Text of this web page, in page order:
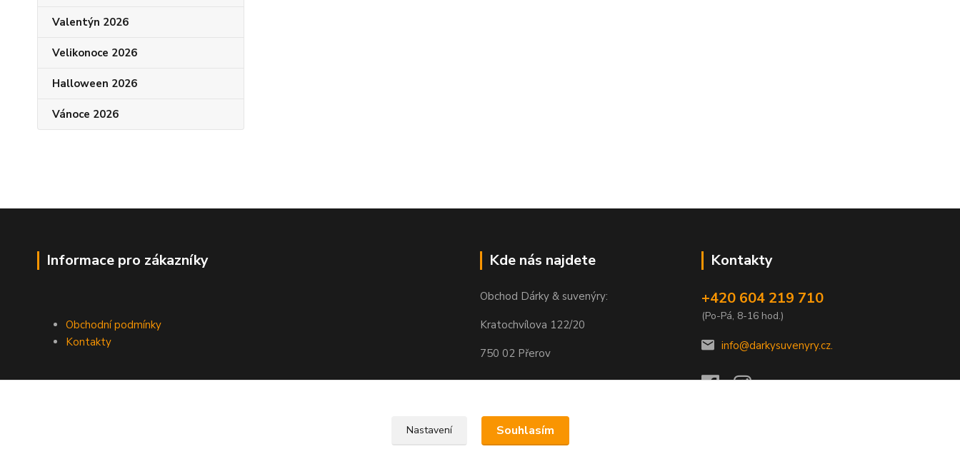
Valentýn 2026
Velikonoce 2026
Halloween 2026
Vánoce 2026
Informace pro zákazníky
Obchodní podmínky
Kontakty
Kde nás najdete
Obchod Dárky & suvenýry:
Kratochvílova 122/20
750 02 Přerov
Kontakty
+420 604 219 710
(Po-Pá, 8-16 hod.)
info@darkysuvenyry.cz.
Nastavení Souhlasím